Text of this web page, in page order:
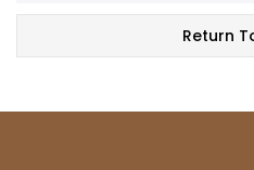
Return